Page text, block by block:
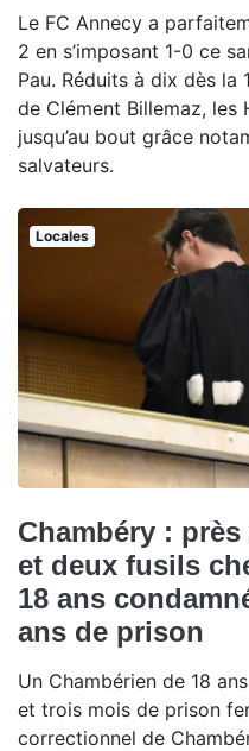
Le FC Annecy a
2 en s’imposant 1-0 ce
Pau. Réduits à dix dès la
de Clément Billemaz,
jusqu’au bout grâce
salvateurs.
Locales
Chambéry :
et deux fusils
18 ans
ans de prison
Un Chambérien de 18
et trois mois de prison
correctionnel de